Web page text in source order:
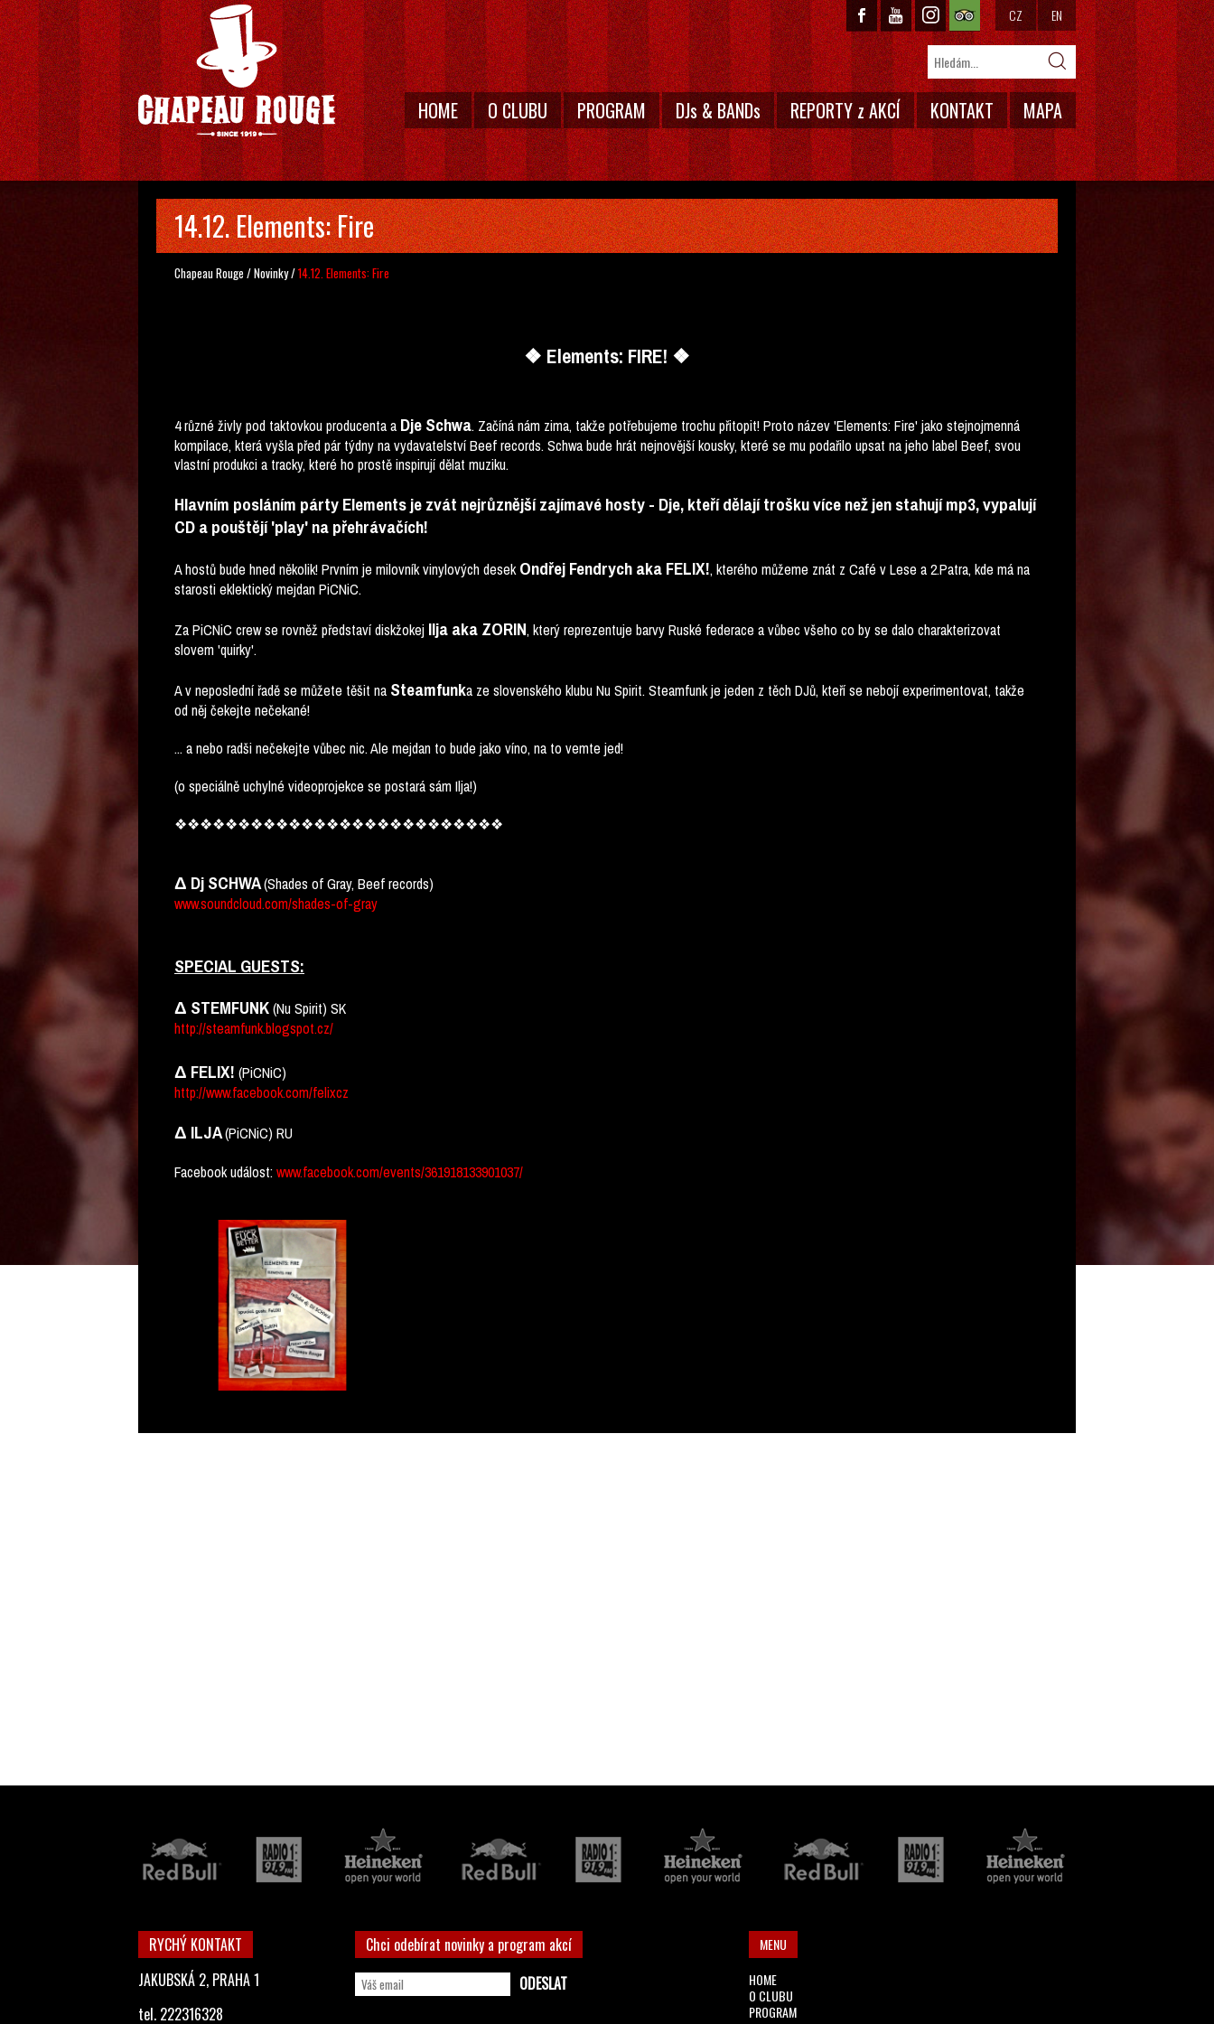
HOME O CLUBU PROGRAM DJs & BANDs REPORTY z AKCÍ KONTAKT MAPA
CZ EN
14.12. Elements: Fire
Chapeau Rouge /Novinky/14.12. Elements: Fire
❖ Elements: FIRE! ❖
4 různé živly pod taktovkou producenta a Dje Schwa. Začíná nám zima, takže potřebujeme trochu přitopit! Proto název 'Elements: Fire' jako stejnojmenná
kompilace, která vyšla před pár týdny na vydavatelství Beef records. Schwa bude hrát nejnovější kousky, které se mu podařilo upsat na jeho label Beef, svou
vlastní produkci a tracky, které ho prostě inspirují dělat muziku.
Hlavním posláním párty Elements je zvát nejrůznější zajímavé hosty - Dje, kteří dělají trošku více než jen stahují mp3, vypalují
CD a pouštějí 'play' na přehrávačích!
A hostů bude hned několik! Prvním je milovník vinylových desekOndřej Fendrych aka FELIX!, kterého můžeme znát z Café v Lese a 2.Patra, kde má na
starosti eklektický mejdan PiCNiC.
Za PiCNiC crew se rovněž představí diskžokej Ilja aka ZORIN, který reprezentuje barvy Ruské federace a vůbec všeho co by se dalo charakterizovat
slovem 'quirky'.
A v neposlední řadě se můžete těšit na Steamfunka ze slovenského klubu Nu Spirit. Steamfunk je jeden z těch DJů, kteří se nebojí experimentovat, takže
od něj čekejte nečekané!
... a nebo radši nečekejte vůbec nic. Ale mejdan to bude jako víno, na to vemte jed!
(o speciálně uchylné videoprojekce se postará sám Ilja!)
❖❖❖❖❖❖❖❖❖❖❖❖❖❖❖❖❖❖❖❖❖❖❖❖❖❖
Δ Dj SCHWA(Shades of Gray, Beef records)
www.soundcloud.com/shades-of-gray
SPECIAL GUESTS:
Δ STEMFUNK(Nu Spirit) SK
http://steamfunk.blogspot.cz/
Δ FELIX! (PiCNiC)
http://www.facebook.com/felixcz
Δ ILJA(PiCNiC) RU
Facebook událost:www.facebook.com/events/361918133901037/
RYCHÝ KONTAKT
JAKUBSKÁ 2, PRAHA 1
tel. 222316328
Chci odebírat novinky a program akcí
MENU
HOME
O CLUBU
PROGRAM